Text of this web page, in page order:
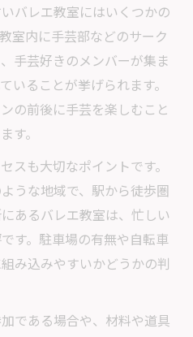
事選びのヒント
エ教室を選ぶための工夫
を生活に取り入れるコツ
バレエ教室選びのヒント
エ教室の探し方を解説
で暮らしが豊かになる理
バレエ教室にはいくつかの
室内に手芸部などのサーク
手芸好きのメンバーが集ま
いることが挙げられます。
の前後に手芸を楽しむこと
す。
スも大切なポイントです。
うな地域で、駅から徒歩圏
あるバレエ教室は、忙しい
す。駐車場の有無や自転車
み込みやすいかどうかの判
である場合や、材料や道具